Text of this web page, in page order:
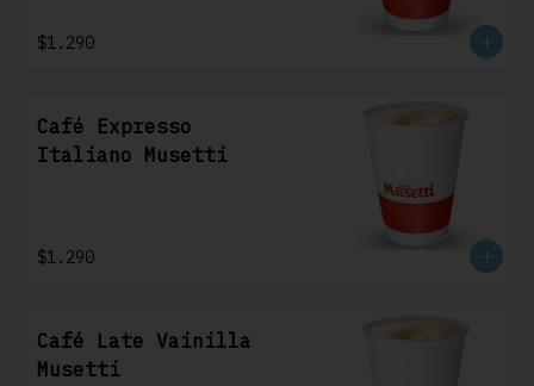
$1.290
Café Expresso
Italiano Musetti
$1.290
Café Late Vainilla
Musetti